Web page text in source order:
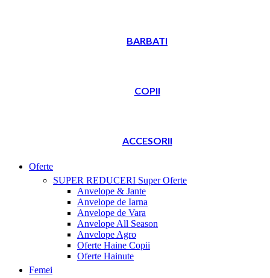
BARBATI
COPII
ACCESORII
Oferte
SUPER REDUCERI Super Oferte
Anvelope & Jante
Anvelope de Iarna
Anvelope de Vara
Anvelope All Season
Anvelope Agro
Oferte Haine Copii
Oferte Hainute
Femei